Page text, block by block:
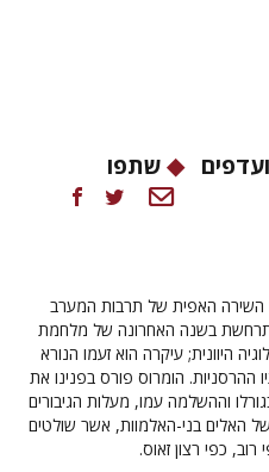
שתפו
האפית של תרבות המערב
מתרחשת בשנה האחרונה של מלחמת
היוונית; עיקרה הוא זעמו הנורא
ההרסניות. הומרוס פורס בפנינו את
וההשלמה עמו, מעלות הגיבורים
האלים בני-האלמוות, אשר שולטים
כפי רצון זאוס.